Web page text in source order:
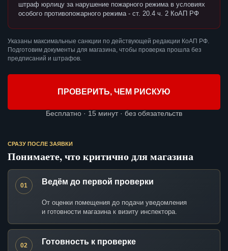
штраф юрлицу за нарушение пожарного режима в условиях
особого противопожарного режима - ст. 20.4 ч. 2 КоАП РФ
Указаны максимальные санкции по действующей редакции КоАП РФ.
Подготовим документы для магазина, чтобы проверка прошла без
предписаний и штрафов.
ПРОВЕРИТЬ, ЧЕМ РИСКУЮ
Бесплатно · 15 минут · без обязательств
СРАЗУ ПОСЛЕ ЗАЯВКИ
Понимаете, что критично для магазина
01 Ведём до первой проверки
От оценки помещения до подачи уведомления
и готовности магазина к визиту инспектора.
02 Готовность к проверке